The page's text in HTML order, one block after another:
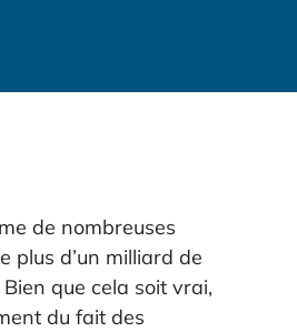
de nombreuses
plus d’un milliard de
que cela soit vrai,
du fait des